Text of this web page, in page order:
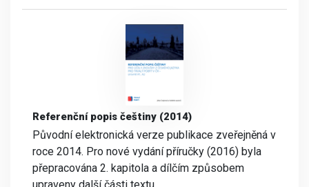
Referenční popis češtiny (2014)
Původní elektronická verze publikace zveřejněná v
roce 2014. Pro nové vydání příručky (2016) byla
přepracována 2. kapitola a dílčím způsobem